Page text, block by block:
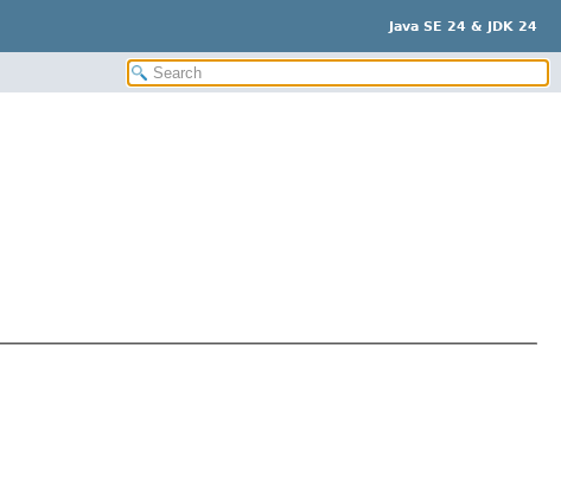
Java SE 24 & JDK 24